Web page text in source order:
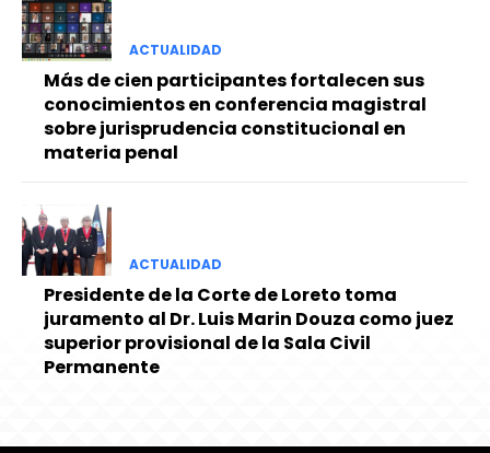
ACTUALIDAD
Más de cien participantes fortalecen sus
conocimientos en conferencia magistral
sobre jurisprudencia constitucional en
materia penal
ACTUALIDAD
Presidente de la Corte de Loreto toma
juramento al Dr. Luis Marin Douza como juez
superior provisional de la Sala Civil
Permanente